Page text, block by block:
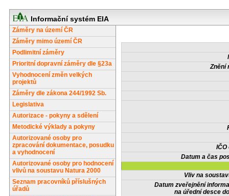
Informační systém EIA
Záměry na území ČR
Záměry mimo území ČR
Podlimitní záměry
Prioritní dopravní záměry dle §23a
Vyhodnocení změn velkých
projektů
Záměry dle zákona 244/1992 Sb.
Legislativa
Autorizace - pokyny a sdělení
Metodické výklady a pokyny
Autorizované osoby pro
zpracování dokumentace, posudku
a vyhodnocení
Autorizované osoby pro hodnocení
vlivů na soustavu Natura 2000
Seznam pracovníků příslušných
úřadů
Znění
IČO
Datum a čas
Vliv na
Datum zveřejnění
na úřední desce